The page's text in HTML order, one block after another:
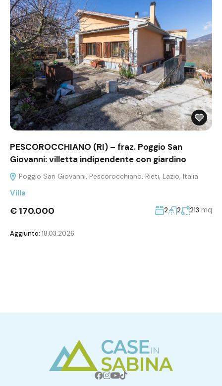
PESCOROCCHIANO (RI) – fraz. Poggio San
Giovanni: villetta indipendente con giardino
Poggio San Giovanni, Pescorocchiano, Rieti, Lazio, Italia
Villa
€ 170.000 2 2 213 mq
Aggiunto: 18.03.2026